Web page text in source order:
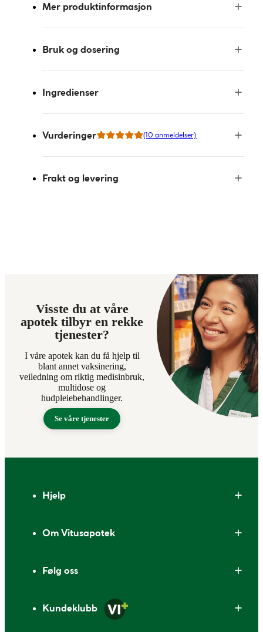
Mer produktinformasjon
Bruk og dosering
Ingredienser
Vurderinger (10 anmeldelser)
Frakt og levering
Visste du at våre
apotek tilbyr en rekke
tjenester?
I våre apotek kan du få hjelp til
blant annet vaksinering,
veiledning om riktig medisinbruk,
multidose og
hudpleiebehandlinger.
Se våre tjenester
Hjelp
Om Vitusapotek
Følg oss
Kundeklubb